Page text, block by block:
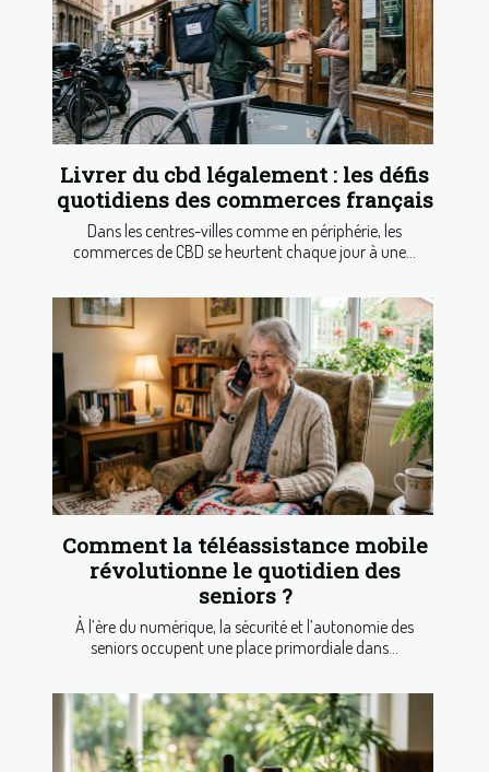
Livrer du cbd légalement : les défis
quotidiens des commerces français
Dans les centres-villes comme en périphérie, les
commerces de CBD se heurtent chaque jour à une...
Comment la téléassistance mobile
révolutionne le quotidien des
seniors ?
À l’ère du numérique, la sécurité et l’autonomie des
seniors occupent une place primordiale dans...